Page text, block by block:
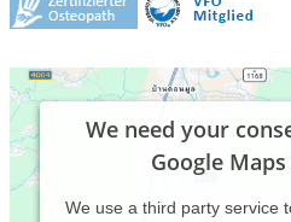
We need your
Google
We use a third party service